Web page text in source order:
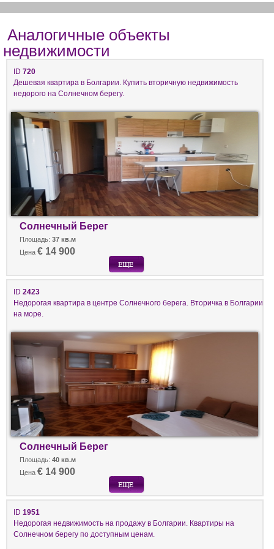
Аналогичные объекты
недвижимости
ID 720
Дешевая квартира в Болгарии. Купить вторичную недвижимость
недорого на Солнечном берегу.
Солнечный Берег
Площадь: 37 кв.м
Цена € 14 900
ID 2423
Недорогая квартира в центре Солнечного берега. Вторичка в Болгарии
на море.
Солнечный Берег
Площадь: 40 кв.м
Цена € 14 900
ID 1951
Недорогая недвижимость на продажу в Болгарии. Квартиры на
Солнечном берегу по доступным ценам.